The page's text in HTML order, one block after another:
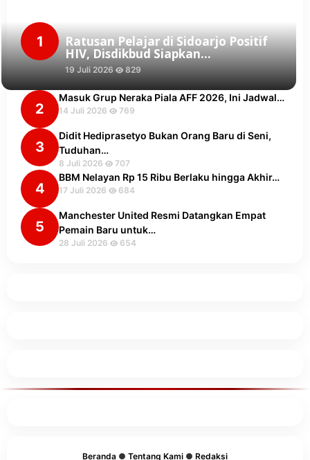
1 Ratusan Pelajar di Sidoarjo Positif
HIV, Disdikbud Siapkan…
19 Juli 2026 829
2
Masuk Grup Neraka Piala AFF 2026, Ini Jadwal…
14 Juli 2026 769
3
Didit Hediprasetyo Bukan Orang Baru di Seni,
Tuduhan…
8 Juli 2026 707
4
BBM Nelayan Rp 15 Ribu Berlaku hingga Akhir…
17 Juli 2026 684
5
Manchester United Resmi Datangkan Empat
Pemain Baru untuk…
28 Juli 2026 654
Beranda ● Tentang Kami ● Redaksi